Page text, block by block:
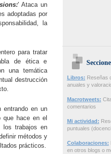
' Ataca un
adoptadas por
la
para tratar
de ética e
una temática
destrucción
entrando en un
que hace en el
los trabajos en
métodos y
prácticos.
Libros: Reseñas
anuales y
Macrotweets:
comentarios
Mi actividad:
puntuales
Colaboraciones:
en otros blogs o